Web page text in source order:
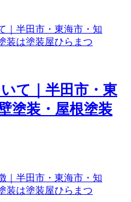
て｜半田市・東
塗装・屋根塗装